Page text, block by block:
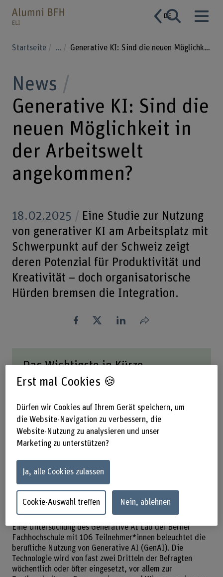
DE
Startseite ... Generative KI: Sind die neuen Möglichkeit in der Arbeitswelt angekommen?
News
Generative KI: Sind die
neuen Möglichkeit in
der Arbeitswelt
angekommen?
18.02.2025
Eine Studie zur Nutzung
von generativer KI am Arbeitsplatz mit
Schwerpunkt auf der Schweiz zeigt
deren Potenzial für Produktivität und
Kreativität – doch organisatorische
Hürden bremsen die Integration.
Teilen
Das Wichtigste in Kürze
hauptsächlich für Textbearbeitung,
Programmierung und Wissensaneignung.
Die Hauptvorteile liegen in der
Effizienzsteigerung und der Förderung kreativer
Organisatorische Hürden bremsen die
vollständige Integration der Technologie am
Arbeitsplatz.
Eine Untersuchung des Generative AI Lab der Berner
Fachhochschule mit 106 Teilnehmer*innen beleuchtet die
berufliche Nutzung von Generative AI (GenAI). Die
Technologie wird von fast zwei Dritteln der Befragten
wöchentlich oder öfter eingesetzt, vor allem zur
Erst mal Cookies 🍪
Dürfen wir Cookies auf Ihrem Gerät speichern, um
die Website-Navigation zu verbessern, die
Website-Nutzung zu analysieren und unser
Marketing zu unterstützen?
Ja, alle Cookies zulassen
Cookie-Auswahl treffen Nein, ablehnen